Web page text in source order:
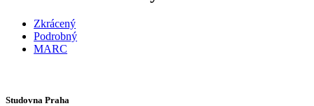
Zkrácený
Podrobný
MARC
Studovna Praha